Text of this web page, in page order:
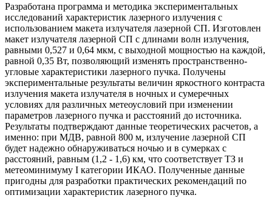
Разработана программа и методика экспериментальных
исследований характеристик лазерного излучения с
использованием макета излучателя лазерной СП. Изготовлен
макет излучателя лазерной СП с длинами волн излучения,
равными 0,527 и 0,64 мкм, с выходной мощностью на каждой,
равной 0,35 Вт, позволяющий изменять пространственно-
угловые характеристики лазерного пучка. Получены
экспериментальные результаты величин яркостного контраста
излучения макета излучателя в ночных и сумеречных
условиях для различных метеоусловий при изменении
параметров лазерного пучка и расстояний до источника.
Результаты подтверждают данные теоретических расчетов, а
именно: при МДВ, равной 800 м, излучение лазерной СП
будет надежно обнаруживаться ночью и в сумерках с
расстояний, равным (1,2 - 1,6) км, что соответствует ТЗ и
метеоминимуму I категории ИКАО. Полученные данные
пригодны для разработки практических рекомендаций по
оптимизации характеристик лазерного пучка.